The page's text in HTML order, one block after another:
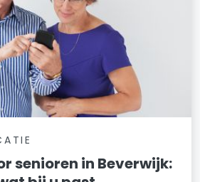
senioren in Beverwijk: